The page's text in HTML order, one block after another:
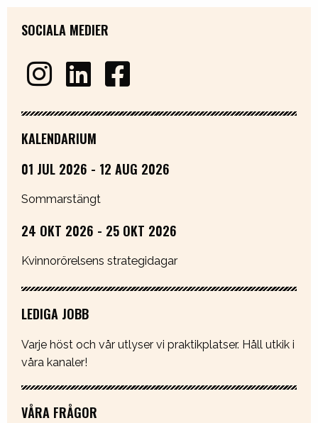
SOCIALA MEDIER
KALENDARIUM
01 JUL 2026 - 12 AUG 2026
Sommarstängt
24 OKT 2026 - 25 OKT 2026
Kvinnorörelsens strategidagar
LEDIGA JOBB
Varje höst och vår utlyser vi praktikplatser. Håll utkik i
våra kanaler!
VÅRA FRÅGOR